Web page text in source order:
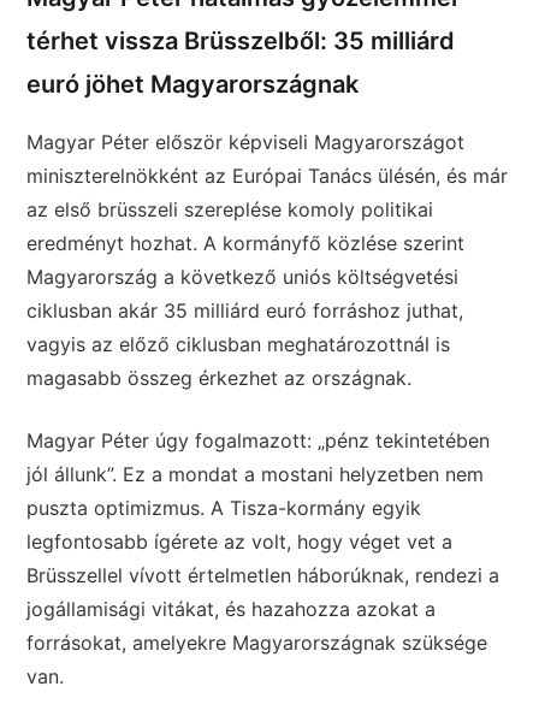
térhet vissza Brüsszelből: 35 milliárd
euró jöhet Magyarországnak
Magyar Péter először képviseli Magyarországot
miniszterelnökként az Európai Tanács ülésén, és már
az első brüsszeli szereplése komoly politikai
eredményt hozhat. A kormányfő közlése szerint
Magyarország a következő uniós költségvetési
ciklusban akár 35 milliárd euró forráshoz juthat,
vagyis az előző ciklusban meghatározottnál is
magasabb összeg érkezhet az országnak.
Magyar Péter úgy fogalmazott: „pénz tekintetében
jól állunk”. Ez a mondat a mostani helyzetben nem
puszta optimizmus. A Tisza-kormány egyik
legfontosabb ígérete az volt, hogy véget vet a
Brüsszellel vívott értelmetlen háborúknak, rendezi a
jogállamisági vitákat, és hazahozza azokat a
forrásokat, amelyekre Magyarországnak szüksége
van.